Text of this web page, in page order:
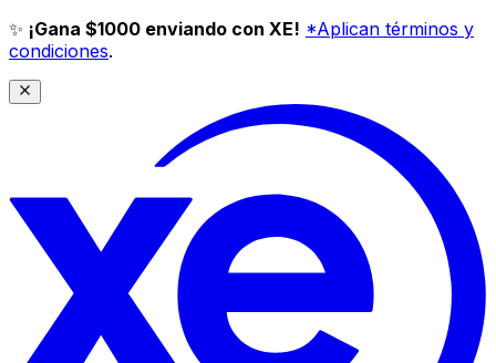
✨ ¡Gana $1000 enviando con XE! *Aplican términos y
condiciones.